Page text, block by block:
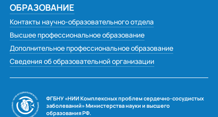
ОБРАЗОВАНИЕ
Контакты научно-образовательного отдела
Высшее профессиональное образование
Дополнительное профессиональное образование
Сведения об образовательной организации
ФГБНУ «НИИ Комплексных проблем сердечно-сосудистых
заболеваний» Министерства науки и высшего
образования РФ.